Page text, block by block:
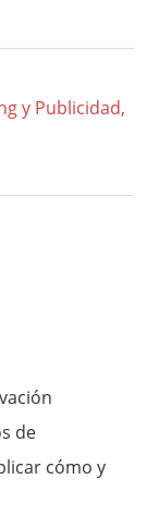
y Publicidad,
de
cómo y